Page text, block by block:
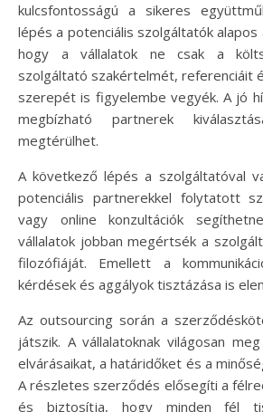
kulcsfontosságú a sikeres
lépés a potenciális szolgáltatók
hogy a vállalatok ne csak a
szolgáltató szakértelmét, referenciáit
szerepét is figyelembe vegyék. A jó
megbízható partnerek
megtérülhet.
A következő lépés a szolgáltatóval
potenciális partnerekkel folytatott
vagy online konzultációk
vállalatok jobban megértsék a
filozófiáját. Emellett a
kérdések és aggályok tisztázása is
Az outsourcing során a
játszik. A vállalatoknak világosan
elvárásaikat, a határidőket és a
A részletes szerződés elősegíti a
és biztosítja, hogy minden fél